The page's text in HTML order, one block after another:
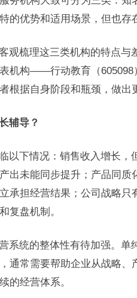
的优势和适用场景，但也存
观梳理这三类机构的特点与
机构——行动教育（605098
根据自身阶段和瓶颈，做出
辅导？
以下情况：销售收入增长，
出未能同步提升；产品同质
承担经营结果；公司战略只
复盘机制。
系统的整体性有待加强。单
通常需要帮助企业从战略
的经营体系。